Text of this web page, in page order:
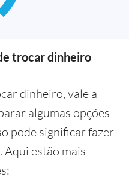
trocar dinheiro
dinheiro, vale a
algumas opções
pode significar fazer
Aqui estão mais